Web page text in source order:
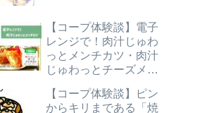
の豆のミックスビーン
ズ
【コープ体験談】電子
レンジで！肉汁じゅわ
っとメンチカツ・肉汁
じゅわっとチーズメン
【コープ体験談】ピン
からキリまである「焼